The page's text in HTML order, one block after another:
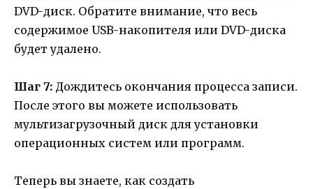
DVD-диск. Обратите внимание, что весь
содержимое USB-накопителя или DVD-диска
будет удалено.
Шаг 7: Дождитесь окончания процесса записи.
После этого вы можете использовать
мультизагрузочный диск для установки
операционных систем или программ.
Теперь вы знаете, как создать